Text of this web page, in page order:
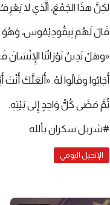
لكِنَّ هذَا الجَمْعَ، الَّذي لا
قَالَ لَهُم نِيقُودِيْمُوس، وَهُوَ
«وهَلْ تَدِينُ تَوْرَاتُنَا
أَجَابُوا وقَالُوا لَهُ: «أَلَعَلَّكَ
ثُمَّ مَضَى كُلُّ وَاحِدٍ إِلى بَيْتِهِ.
#شربل سكران بألله
الإنجيل اليومي